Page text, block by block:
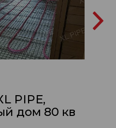
PIPE,
дом 80 кв